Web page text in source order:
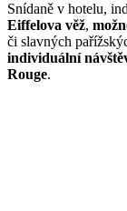
Snídaně v hotelu,
Eiffelova věž,
či slavných
individuální
Rouge.